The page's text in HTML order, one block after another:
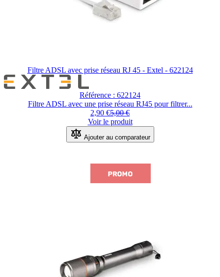
Filtre ADSL avec prise réseau RJ 45 - Extel - 622124
Référence : 622124
Filtre ADSL avec une prise réseau RJ45 pour filtrer...
2,90 €5,00 €
Voir le produit
Ajouter au comparateur